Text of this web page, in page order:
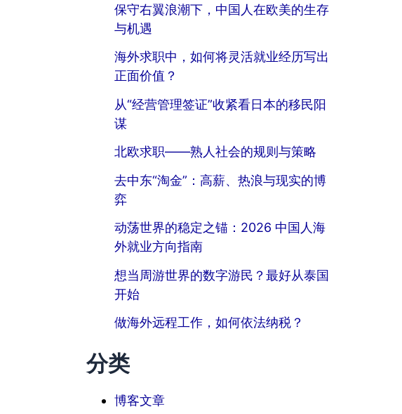
保守右翼浪潮下，中国人在欧美的生存
与机遇
海外求职中，如何将灵活就业经历写出
正面价值？
从“经营管理签证”收紧看日本的移民阳
谋
北欧求职——熟人社会的规则与策略
去中东“淘金”：高薪、热浪与现实的博
弈
动荡世界的稳定之锚：2026 中国人海
外就业方向指南
想当周游世界的数字游民？最好从泰国
开始
做海外远程工作，如何依法纳税？
分类
博客文章